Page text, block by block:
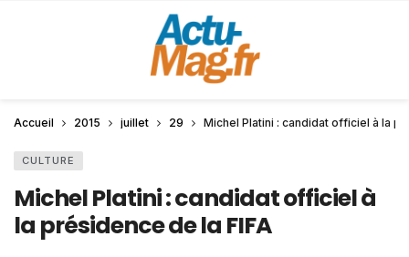
Accueil 2015 juillet 29 Michel Platini : candidat officiel à la
CULTURE
Michel Platini : candidat officiel à
la présidence de la FIFA